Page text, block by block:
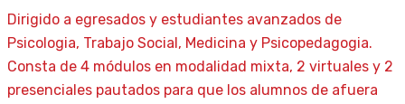
Dirigido a egresados y estudiantes avanzados de
Psicologia, Trabajo Social, Medicina y Psicopedagogia.
Consta de 4 módulos en modalidad mixta, 2 virtuales y 2
presenciales pautados para que los alumnos de afuera